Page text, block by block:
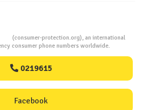
(consumer-protection.org), an international
consumer phone numbers worldwide.
0219615
Facebook